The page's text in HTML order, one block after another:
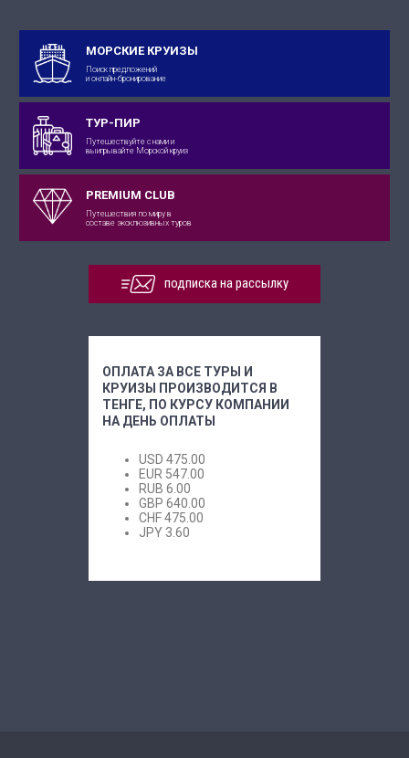
МОРСКИЕ КРУИЗЫ
Поиск предложений
и онлайн-бронирование
ТУР-ПИР
Путешествуйте с нами и
выигрывайте Морской круиз
PREMIUM CLUB
Путешествия по миру в
составе эксклюзивных туров
подписка на рассылку
ОПЛАТА ЗА ВСЕ ТУРЫ И
КРУИЗЫ ПРОИЗВОДИТСЯ В
ТЕНГЕ, ПО КУРСУ КОМПАНИИ
НА ДЕНЬ ОПЛАТЫ
USD 475.00
EUR 547.00
RUB 6.00
GBP 640.00
CHF475.00
JPY 3.60